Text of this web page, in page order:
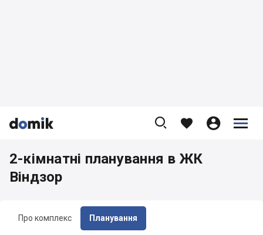


    


Про комплекс Планування
2-кімнатні планування в ЖК
Віндзор